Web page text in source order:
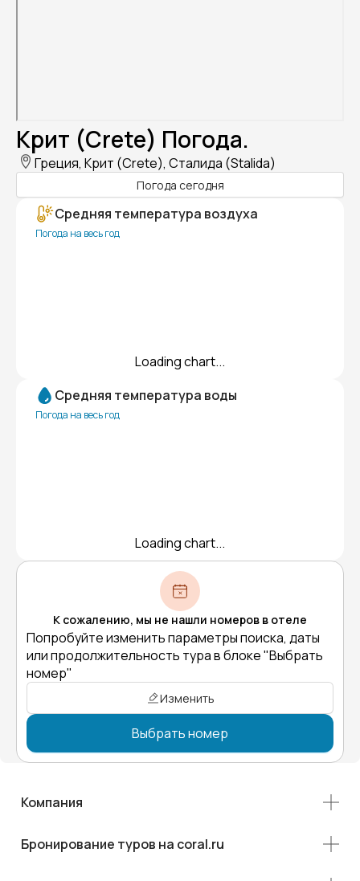
Крит (Crete) Погода.
Греция, Крит (Crete), Сталида (Stalida)
Погода сегодня
Средняя температура воздуха
Погода на весь год
Loading chart...
Средняя температура воды
Погода на весь год
Loading chart...
К сожалению, мы не нашли номеров в отеле
Попробуйте изменить параметры поиска, даты
или продолжительность тура в блоке "Выбрать
номер"
Изменить
Выбрать номер
Компания
Бронирование туров на coral.ru